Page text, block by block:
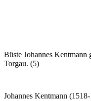
Büste Johannes Kentmann
Torgau. (5)
Johannes Kentmann